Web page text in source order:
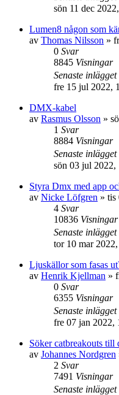
sön 11 dec
Lumen8 någon som
av Thomas Nilsson »
0 Svar
8845 Visningar
Senaste inlägget
fre 15 jul 2022,
DMX-kabel
av Rasmus Olsson »
1 Svar
8884 Visningar
Senaste inlägget
sön 03 jul 2022,
Styra Dmx med app
av Nicke Löfgren » tis
4 Svar
10836 Visningar
Senaste inlägget
tor 10 mar
Ljuskällor som fasas
av Henrik Kjellman »
0 Svar
6355 Visningar
Senaste inlägget
fre 07 jan 2022,
Söker catbreakouts till
av Johannes Nordgren
2 Svar
7491 Visningar
Senaste inlägget